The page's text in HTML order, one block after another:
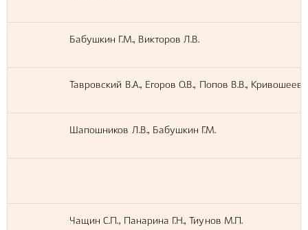
Бабушкин Г.М., Викторов Л.В.
Тавровский В.А., Егоров О.В., Попов В.В., Кривошеев
Шапошников Л.В., Бабушкин Г.М.
Чащин С.П., Панарина Г.Н., Тиунов М.П.